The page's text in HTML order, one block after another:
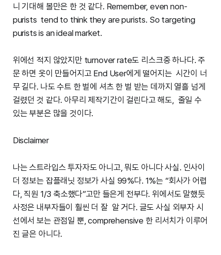
니 기대해 볼만은 한 것 같다. Remember, even non-
purists tend to think they are purists. So targeting
purists is an ideal market.
위에선 적지 않았지만 turnover rate도 리스크중 하나다. 주
문 하면 옷이 만들어지고 End User에게 떨어지는 시간이 너
무 길다. 나도 수트 한 벌에 셔츠 한 벌 받는 데까지 열흘 넘게
걸렸던 것 같다. 아무리 제작기간이 걸린다고 해도, 줄일 수
있는 부분은 많을 것이다.
Disclaimer
나는 스트라입스 투자자도 아니고, 뭐도 아니다 사실. 인사이
더 정보는 잡플래닛 정보가 사실 99%다. 1%는 “회사가 어렵
다, 직원 1/3 축소했다”고만 들은게 전부다. 위에서도 말했듯
사정은 내부자들이 훨씬 더 잘 알 거다. 글도 사실 외부자 시
선에서 보는 관점일 뿐, comprehensive 한 리서치가 이루어
진 글은 아니다.